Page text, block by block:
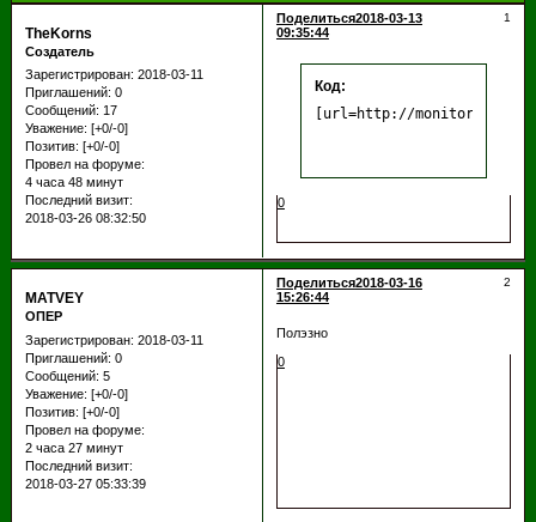
Поделиться 1
2018-03-13
09:35:44
TheKorns
Создатель
Зарегистрирован: 2018-03-11
Приглашений: 0
Сообщений: 17
Уважение: [+0/-0]
Позитив: [+0/-0]
Провел на форуме:
4 часа 48 минут
Последний визит:
2018-03-26 08:32:50
Код:
[url=http://
0
Поделиться 2
2018-03-16
15:26:44
MATVEY
ОПЕР
Зарегистрирован: 2018-03-11
Приглашений: 0
Сообщений: 5
Уважение: [+0/-0]
Позитив: [+0/-0]
Провел на форуме:
2 часа 27 минут
Последний визит:
2018-03-27 05:33:39
Полэзно
0